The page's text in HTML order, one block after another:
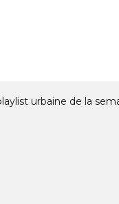
urbaine de la